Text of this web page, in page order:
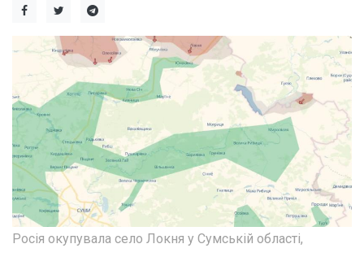
Росія окупувала село Локня у Сумській області,